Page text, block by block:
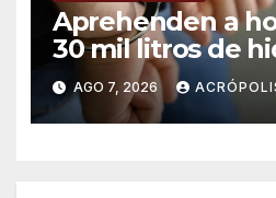
Aprehenden a
30 mil litros de
AGO 7, 2026